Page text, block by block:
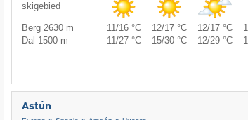
skigebied
Berg 2630 m 11/16 °C 12/17 °C 12/17 °C
Dal 1500 m
11/27 °C 15/30 °C 12/29 °C
Astún